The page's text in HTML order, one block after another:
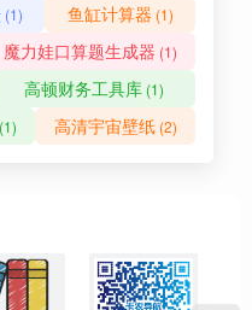
(1) 鱼缸计算器 (1)
魔力娃口算题生成器 (1)
高顿财务工具库 (1)
高清宇宙壁纸(2)